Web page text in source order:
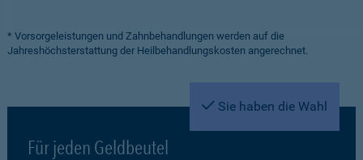
* Vorsorgeleistungen und Zahnbehandlungen werden auf die
Jahreshöchsterstattung der Heilbehandlungskosten angerechnet.
Sie haben die Wahl
Für jeden Geldbeutel